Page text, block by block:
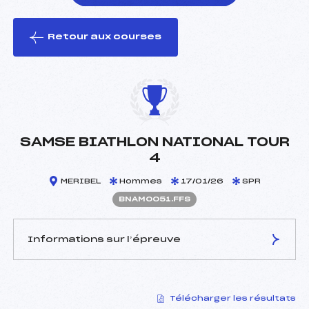
le ski
Retour aux courses
SAMSE BIATHLON NATIONAL TOUR
4
MERIBEL Hommes 17/01/26 SPR
BNAM0051.FFS
Informations sur l’épreuve
BAVEREL BRICE (MJ)
Télécharger les résultats